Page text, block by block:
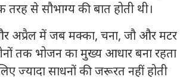
से सौभाग्य की बात होती थी।
और अप्रैल में जब मक्का, चना, जौ और मटर
तक भोजन का मुख्य आधार बना रहता
ज्यादा साधनों की जरूरत नहीं होती